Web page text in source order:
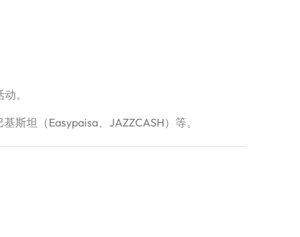
。
斯坦（Easypaisa、JAZZCASH）等。